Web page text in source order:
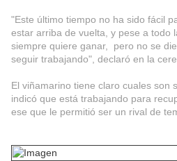
"Este último tiempo no ha sido fácil
estar arriba de vuelta, y pese a todo
siempre quiere ganar, pero no se
seguir trabajando", declaró en la
El viñamarino tiene claro cuales son
indicó que está trabajando para
ese que le permitió ser un rival de